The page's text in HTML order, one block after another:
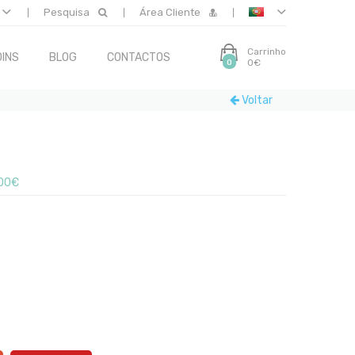
Pesquisa Área Cliente
BLOG CONTACTOS 0
Carrinho
0€
Voltar